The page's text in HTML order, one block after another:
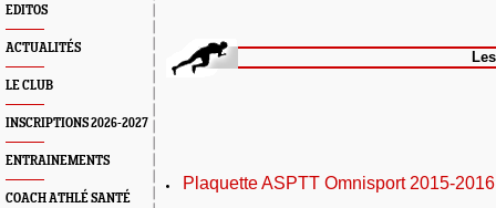
EDITOS
ACTUALITÉS
LE CLUB
INSCRIPTIONS 2026-2027
ENTRAINEMENTS
COACH ATHLÉ SANTÉ
Les
Plaquette ASPTT Omnisport 2015-2016